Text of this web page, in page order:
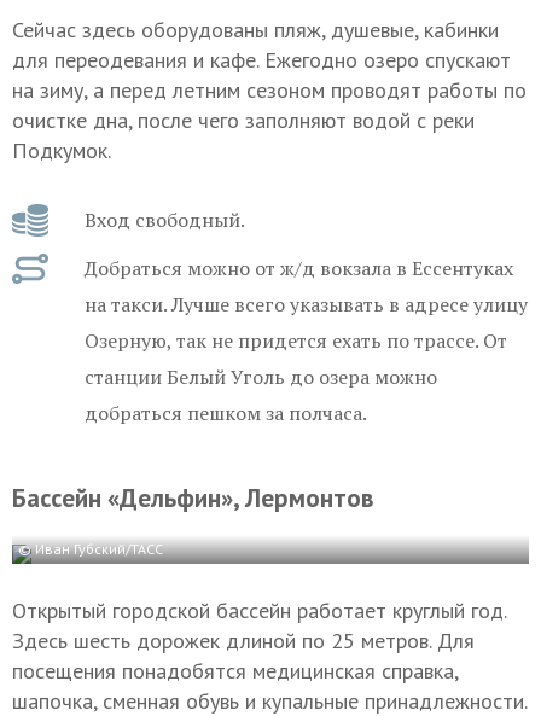
Сейчас здесь оборудованы пляж, душевые, кабинки
для переодевания и кафе. Ежегодно озеро спускают
на зиму, а перед летним сезоном проводят работы по
очистке дна, после чего заполняют водой с реки
Подкумок.
Вход свободный.
Добраться можно от ж/д вокзала в Ессентуках
на такси. Лучше всего указывать в адресе улицу
Озерную, так не придется ехать по трассе. От
станции Белый Уголь до озера можно
добраться пешком за полчаса.
Бассейн «Дельфин», Лермонтов
© Иван Губский/ТАСС
Открытый городской бассейн работает круглый год.
Здесь шесть дорожек длиной по 25 метров. Для
посещения понадобятся медицинская справка,
шапочка, сменная обувь и купальные принадлежности.